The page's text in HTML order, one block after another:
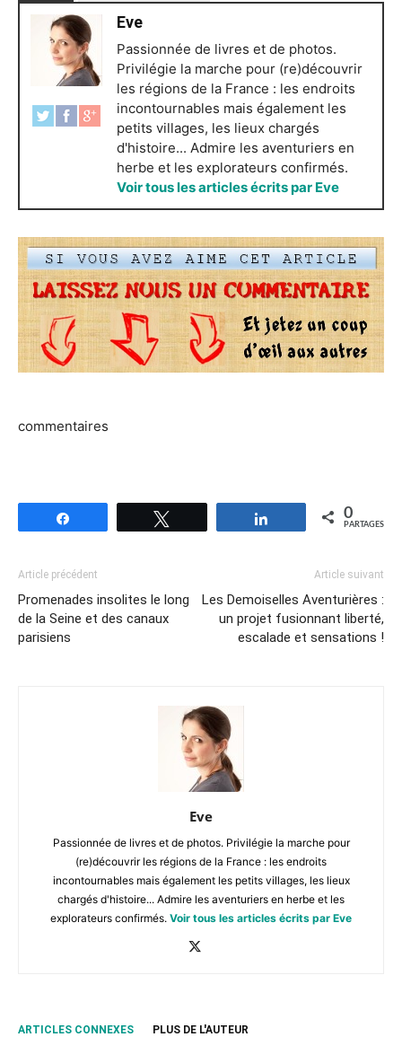
Eve
Passionnée de livres et de photos.
Privilégie la marche pour (re)découvrir
les régions de la France : les endroits
incontournables mais également les
petits villages, les lieux chargés
d'histoire... Admire les aventuriers en
herbe et les explorateurs confirmés.
Voir tous les articles écrits par Eve
commentaires
Partagez 0
PARTAGES
Article précédent
Promenades insolites le long
de la Seine et des canaux
parisiens
Article suivant
Les Demoiselles Aventurières :
un projet fusionnant liberté,
escalade et sensations !
Eve
Passionnée de livres et de photos. Privilégie la marche pour
(re)découvrir les régions de la France : les endroits
incontournables mais également les petits villages, les lieux
chargés d'histoire... Admire les aventuriers en herbe et les
explorateurs confirmés. Voir tous les articles écrits par Eve
ARTICLES CONNEXES PLUS DE L'AUTEUR